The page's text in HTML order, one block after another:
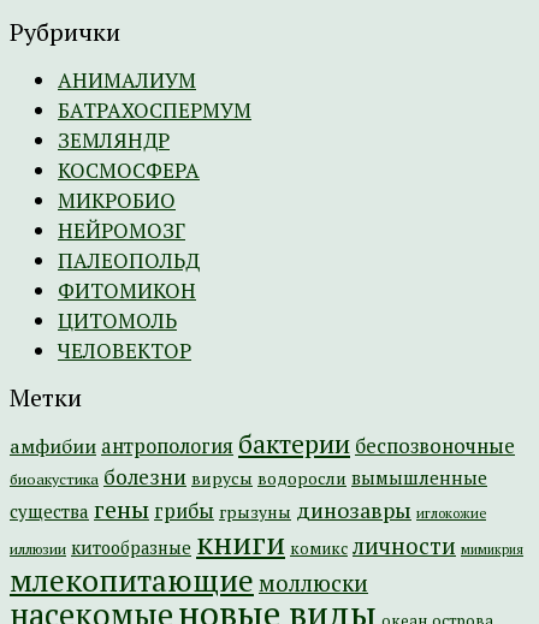
Рубрички
АНИМАЛИУМ
БАТРАХОСПЕРМУМ
ЗЕМЛЯНДР
КОСМОСФЕРА
МИКРОБИО
НЕЙРОМОЗГ
ПАЛЕОПОЛЬД
ФИТОМИКОН
ЦИТОМОЛЬ
ЧЕЛОВЕКТОР
Метки
амфибии антропология бактерии беспозвоночные
биоакустика болезни вирусы водоросли вымышленные
существа гены грибы грызуны динозавры иглокожие
иллюзии китообразные книги комикс личности мимикрия
млекопитающие моллюски
насекомыеновые виды